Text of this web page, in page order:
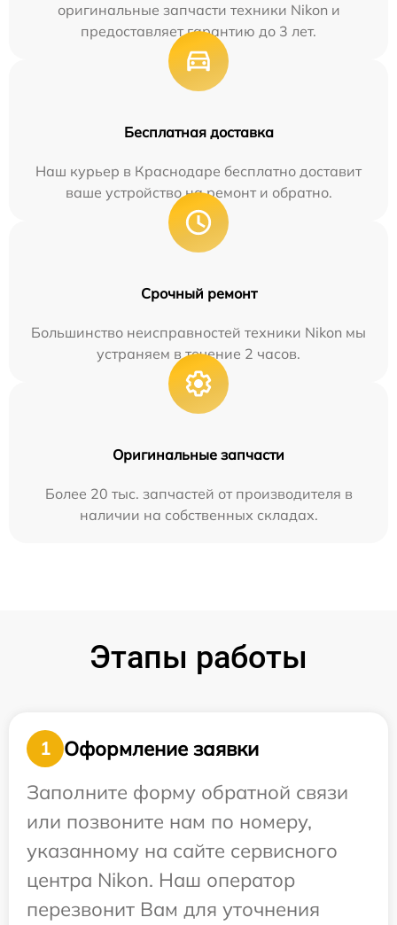
оригинальные запчасти техники Nikon и
предоставляет гарантию до 3 лет.
Бесплатная доставка
Наш курьер в Краснодаре бесплатно доставит
ваше устройство на ремонт и обратно.
Срочный ремонт
Большинство неисправностей техники Nikon мы
устраняем в течение 2 часов.
Оригинальные запчасти
Более 20 тыс. запчастей от производителя в
наличии на собственных складах.
Этапы работы
1
Оформление заявки
Заполните форму обратной связи
или позвоните нам по номеру,
указанному на сайте сервисного
центра Nikon. Наш оператор
перезвонит Вам для уточнения